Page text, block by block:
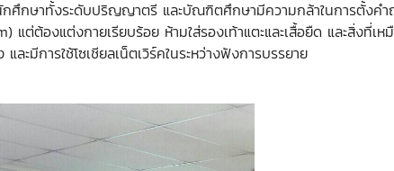
กศึกษาทั้งระดับปริญญาตรี และบัณฑิตศึกษามีความกล้าในการตั้งคำ
ต่ต้องแต่งกายเรียบร้อย ห้ามใส่รองเท้าแตะและเสื้อยืด และสิ่งที่
มีการใช้โซเชียลเน็ตเวิร์คในระหว่างฟังการบรรยาย